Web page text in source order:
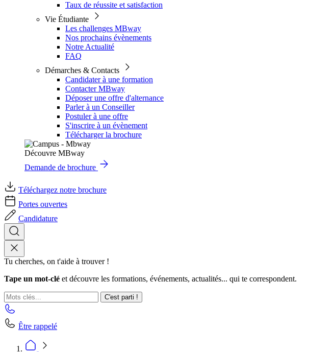
Taux de réussite et satisfaction
Vie Étudiante
Les challenges MBway
Nos prochains évènements
Notre Actualité
FAQ
Démarches & Contacts
Candidater à une formation
Contacter MBway
Déposer une offre d'alternance
Parler à un Conseiller
Postuler à une offre
S'inscrire à un évènement
Télécharger la brochure
Découvre MBway
Demande de brochure
Téléchargez notre brochure
Portes ouvertes
Candidature
Tu cherches, on t'aide à trouver !
Tape un mot-clé et découvre les formations, événements, actualités... qui te correspondent.
C'est parti !
Être rappelé